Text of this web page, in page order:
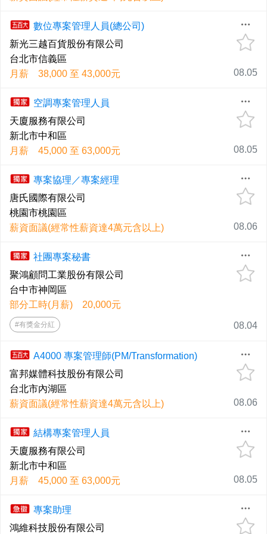
數位專案管理人員(總公司)
新光三越百貨股份有限公司
台北市信義區
月薪 38,000 至 43,000元
08.05
空調專案管理人員
天廈服務有限公司
新北市中和區
月薪 45,000 至 63,000元
08.05
專案協理／專案經理
唐氏國際有限公司
桃園市桃園區
薪資面議(經常性薪資達4萬元含以上)
08.06
社團專案秘書
聚鴻顧問工業股份有限公司
台中市神岡區
部分工時(月薪) 20,000元
#有獎金分紅 08.04
A4000 專案管理師(PM/Transformation)
富邦媒體科技股份有限公司
台北市內湖區
薪資面議(經常性薪資達4萬元含以上)
08.06
結構專案管理人員
天廈服務有限公司
新北市中和區
月薪 45,000 至 63,000元
08.05
專案助理
鴻維科技股份有限公司